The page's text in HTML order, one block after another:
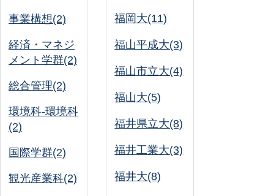
事業構想(2)
経済・マネジ
メント学群(2)
総合管理(2)
環境科-環境科
(2)
国際学群(2)
観光産業科(2)
福岡大(11)
福山平成大(3)
福山市立大(4)
福山大(5)
福井県立大(8)
福井工業大(3)
福井大(8)